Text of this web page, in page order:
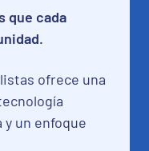
que cada
ofrece una
y un enfoque